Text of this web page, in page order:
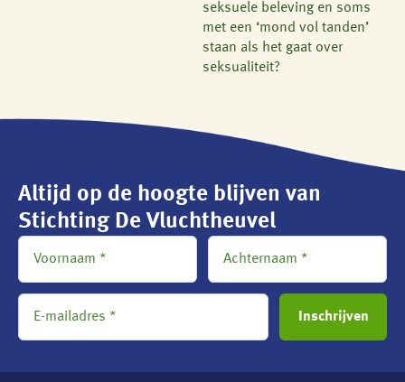
seksuele beleving en soms
met een ‘mond vol tanden’
staan als het gaat over
seksualiteit?
Altijd op de hoogte blijven van
Stichting De Vluchtheuvel